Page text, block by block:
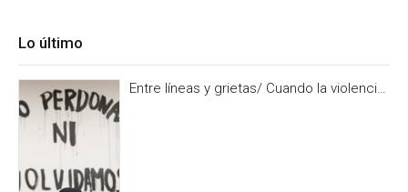
Lo último
Entre líneas y grietas/ Cuando la violencia